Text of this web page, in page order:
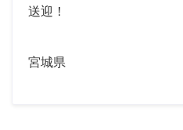
送迎！
宮城県